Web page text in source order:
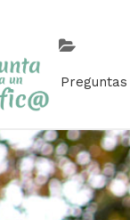
Preguntas